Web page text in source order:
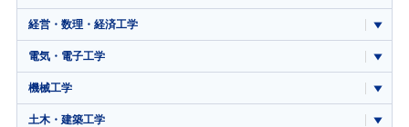
経営・数理・経済工学
電気・電子工学
機械工学
土木・建築工学